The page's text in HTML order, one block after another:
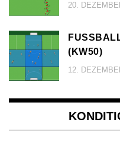
20.
KW50)
12.